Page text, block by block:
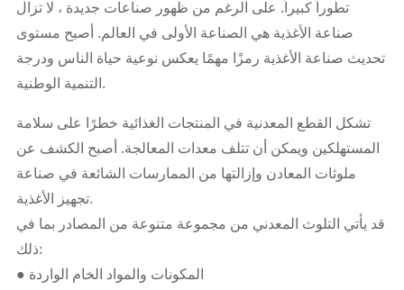
تطوراً كبيراً. على الرغم من ظهور صناعات جديدة ، لا تزال
صناعة الأغذية هي الصناعة الأولى في العالم. أصبح مستوى
تحديث صناعة الأغذية رمزًا مهمًا يعكس نوعية حياة الناس ودرجة
التنمية الوطنية.
تشكل القطع المعدنية في المنتجات الغذائية خطرًا على سلامة
المستهلكين ويمكن أن تتلف معدات المعالجة. أصبح الكشف عن
ملوثات المعادن وإزالتها من الممارسات الشائعة في صناعة
تجهيز الأغذية.
قد يأتي التلوث المعدني من مجموعة متنوعة من المصادر بما في
ذلك:
● المكونات والمواد الخام الواردة